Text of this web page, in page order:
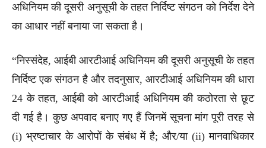
अधिनियम की दूसरी अनुसूची के तहत निर्दिष्ट संगठन को निर्देश देने
का आधार नहीं बनाया जा सकता है।
“निस्संदेह, आईबी आरटीआई अधिनियम की दूसरी अनुसूची के तहत
निर्दिष्ट एक संगठन है और तदनुसार, आरटीआई अधिनियम की धारा
24 के तहत, आईबी को आरटीआई अधिनियम की कठोरता से छूट
दी गई है। कुछ अपवाद बनाए गए हैं जिनमें सूचना मांग पूरी तरह से
(i) भ्रष्टाचार के आरोपों के संबंध में है; और/या (ii) मानवाधिकार